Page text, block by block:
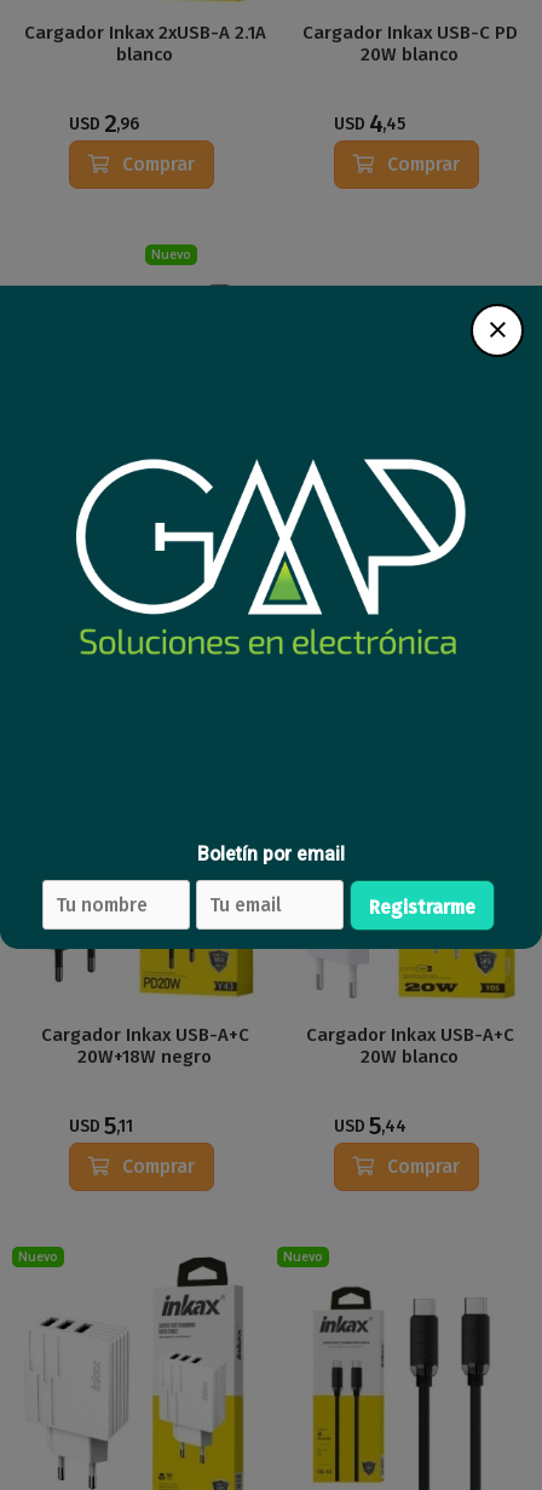
Cargador Inkax 2xUSB-A 2.1A
blanco
USD 2,96
Comprar
Cargador Inkax USB-C PD
20W blanco
USD 4,45
Comprar
Nuevo
Cable Inkax USB-C / USB-C
240W 1m negro
4
Cargador Inkax USB-A+C
20W+18W negro
USD 5,11
Comprar
Cargador Inkax USB-A+C
20W blanco
USD 5,44
Comprar
Nuevo Nuevo
Boletín por email
Registrarme